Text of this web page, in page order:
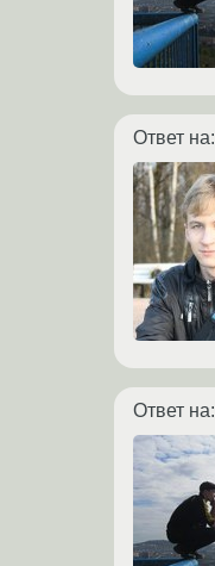
Ответ на:
Ответ на: